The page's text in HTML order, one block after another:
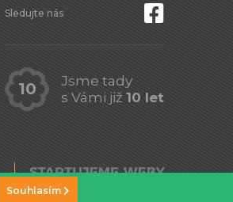
Sledujte nás
10
Jsme tady
s Vámi již 10 let
Souhlasím